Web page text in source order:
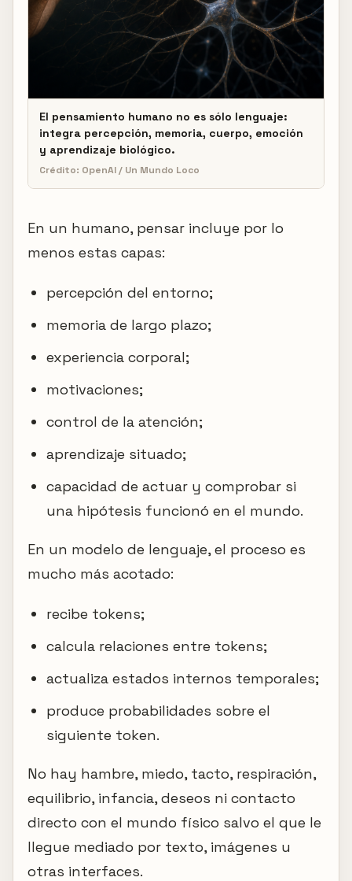
El pensamiento humano no es sólo lenguaje:
integra percepción, memoria, cuerpo, emoción
y aprendizaje biológico.
Crédito: OpenAI / Un Mundo Loco
En un humano, pensar incluye por lo
menos estas capas:
percepción del entorno;
memoria de largo plazo;
experiencia corporal;
motivaciones;
control de la atención;
aprendizaje situado;
capacidad de actuar y comprobar si
una hipótesis funcionó en el mundo.
En un modelo de lenguaje, el proceso es
mucho más acotado:
recibe tokens;
calcula relaciones entre tokens;
actualiza estados internos temporales;
produce probabilidades sobre el
siguiente token.
No hay hambre, miedo, tacto, respiración,
equilibrio, infancia, deseos ni contacto
directo con el mundo físico salvo el que le
llegue mediado por texto, imágenes u
otras interfaces.